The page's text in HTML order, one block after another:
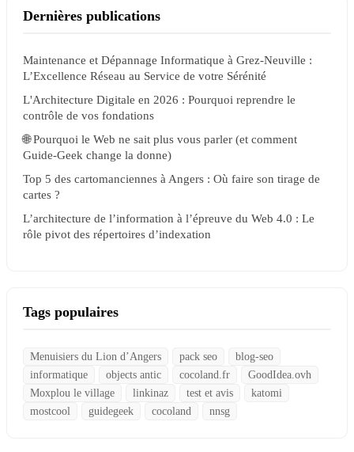
Dernières publications
Maintenance et Dépannage Informatique à Grez-Neuville :
L’Excellence Réseau au Service de votre Sérénité
L'Architecture Digitale en 2026 : Pourquoi reprendre le
contrôle de vos fondations
🌐 Pourquoi le Web ne sait plus vous parler (et comment
Guide-Geek change la donne)
Top 5 des cartomanciennes à Angers : Où faire son tirage de
cartes ?
L’architecture de l’information à l’épreuve du Web 4.0 : Le
rôle pivot des répertoires d’indexation
Tags populaires
Menuisiers du Lion d’Angers pack seo
blog-seo
informatique
objects antic cocoland.fr
GoodIdea.ovh
Moxplou le village
linkinaz test et avis
katomi
mostcool
guidegeek cocoland nnsg